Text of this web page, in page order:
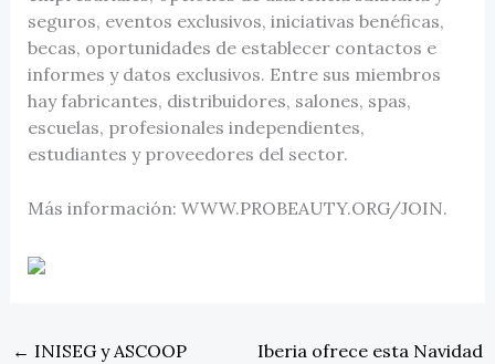
seguros, eventos exclusivos, iniciativas benéficas,
becas, oportunidades de establecer contactos e
informes y datos exclusivos. Entre sus miembros
hay fabricantes, distribuidores, salones, spas,
escuelas, profesionales independientes,
estudiantes y proveedores del sector.
Más información: WWW.PROBEAUTY.ORG/JOIN.
← INISEG y ASCOOP
Iberia ofrece esta Navidad